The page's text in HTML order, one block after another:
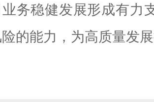
务稳健发展形成有力
险的能力，为高质量发